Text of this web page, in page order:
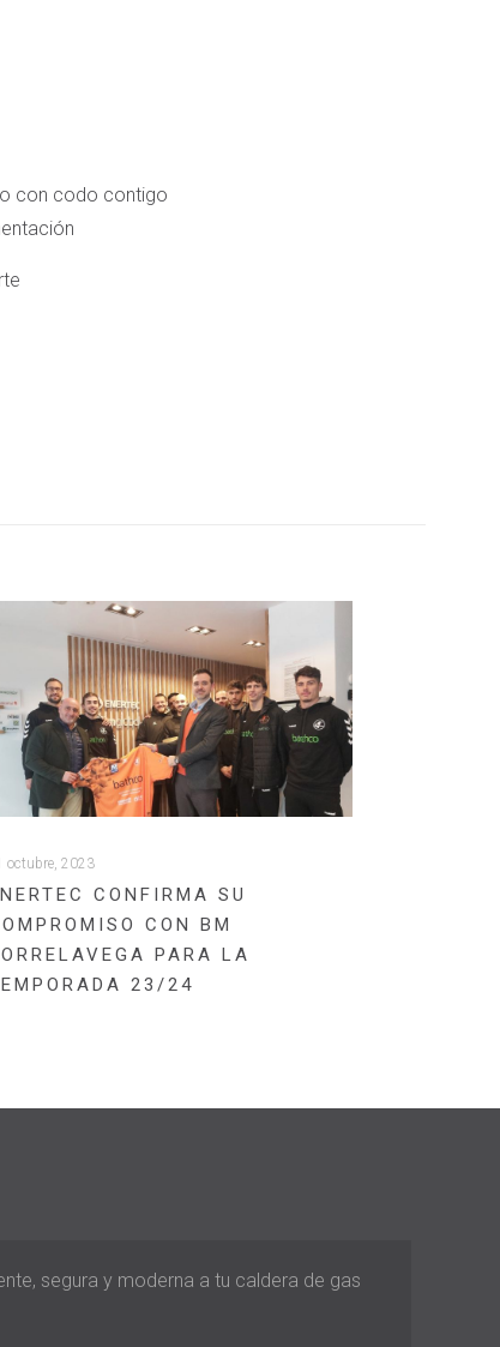
con codo contigo
octubre, 2023
CONFIRMA SU
CON BM
PARA LA
23/24
segura y moderna a tu caldera de gas